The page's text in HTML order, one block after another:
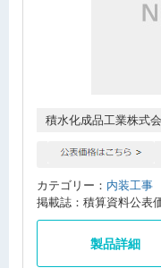
積水化成品工業株式
カテゴリー： 内装工事
掲載誌：積算資料公表
製品詳細